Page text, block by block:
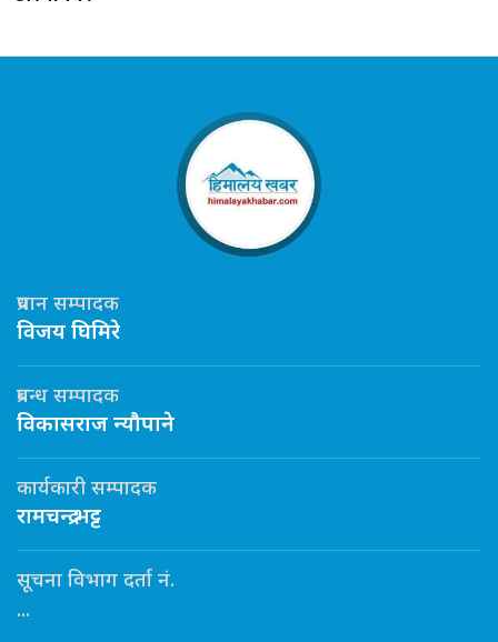
प्रधान सम्पादक
विजय घिमिरे
प्रबन्ध सम्पादक
विकासराज न्यौपाने
कार्यकारी सम्पादक
रामचन्द्र भट्ट
सूचना विभाग दर्ता नं.
...